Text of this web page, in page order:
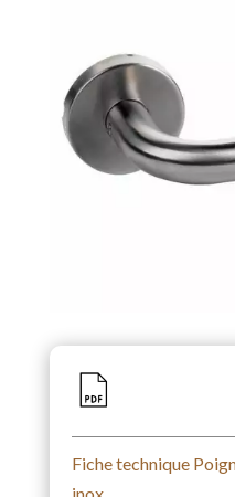
Fiche technique